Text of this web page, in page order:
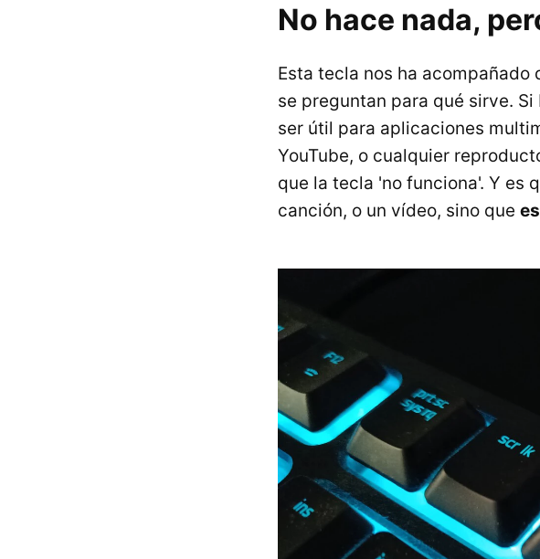
No hace nada,
Esta tecla nos ha acompañado
se preguntan para qué sirve.
ser útil para aplicaciones
YouTube, o cualquier
que la tecla 'no funciona'. Y es
canción, o un vídeo, sino que